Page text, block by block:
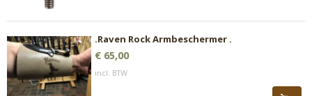
.Raven Rock Armbeschermer .
€ 65,00
incl. BTW